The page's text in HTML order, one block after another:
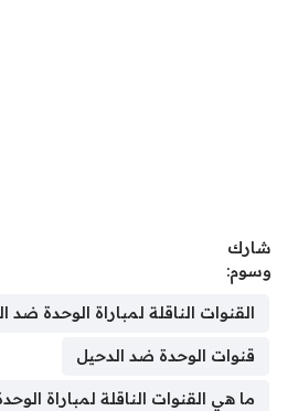
شارك
وسوم:
القنوات الناقلة لمباراة الوحدة ضد
قنوات الوحدة ضد الدحيل
ما هي القنوات الناقلة لمباراة